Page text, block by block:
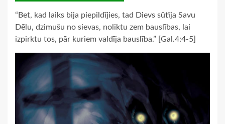
“Bet, kad laiks bija piepildījies, tad Dievs sūtīja Savu
Dēlu, dzimušu no sievas, noliktu zem bauslības, lai
izpirktu tos, pār kuriem valdīja bauslība.” [Gal.4:4-5]